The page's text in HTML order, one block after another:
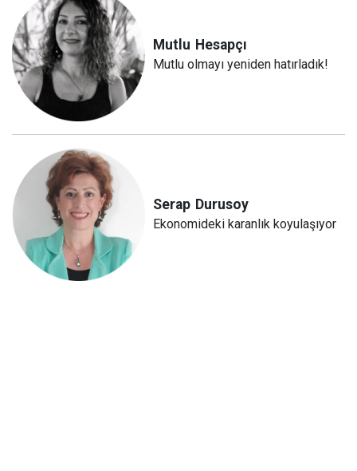
Mutlu Hesapçı
Mutlu olmayı yeniden hatırladık!
Serap Durusoy
Ekonomideki karanlık koyulaşıyor